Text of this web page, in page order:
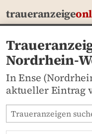
traueranzeige
Nordrhein-
In Ense
aktueller Eintrag
Traueranzeigen-